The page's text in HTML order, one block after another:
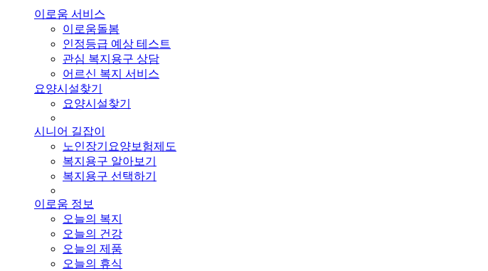
이로움 서비스
이로움돌봄
인정등급 예상 테스트
관심 복지용구 상담
어르신 복지 서비스
요양시설찾기
요양시설찾기
시니어 길잡이
노인장기요양보험제도
복지용구 알아보기
복지용구 선택하기
이로움 정보
오늘의 복지
오늘의 건강
오늘의 제품
오늘의 휴식